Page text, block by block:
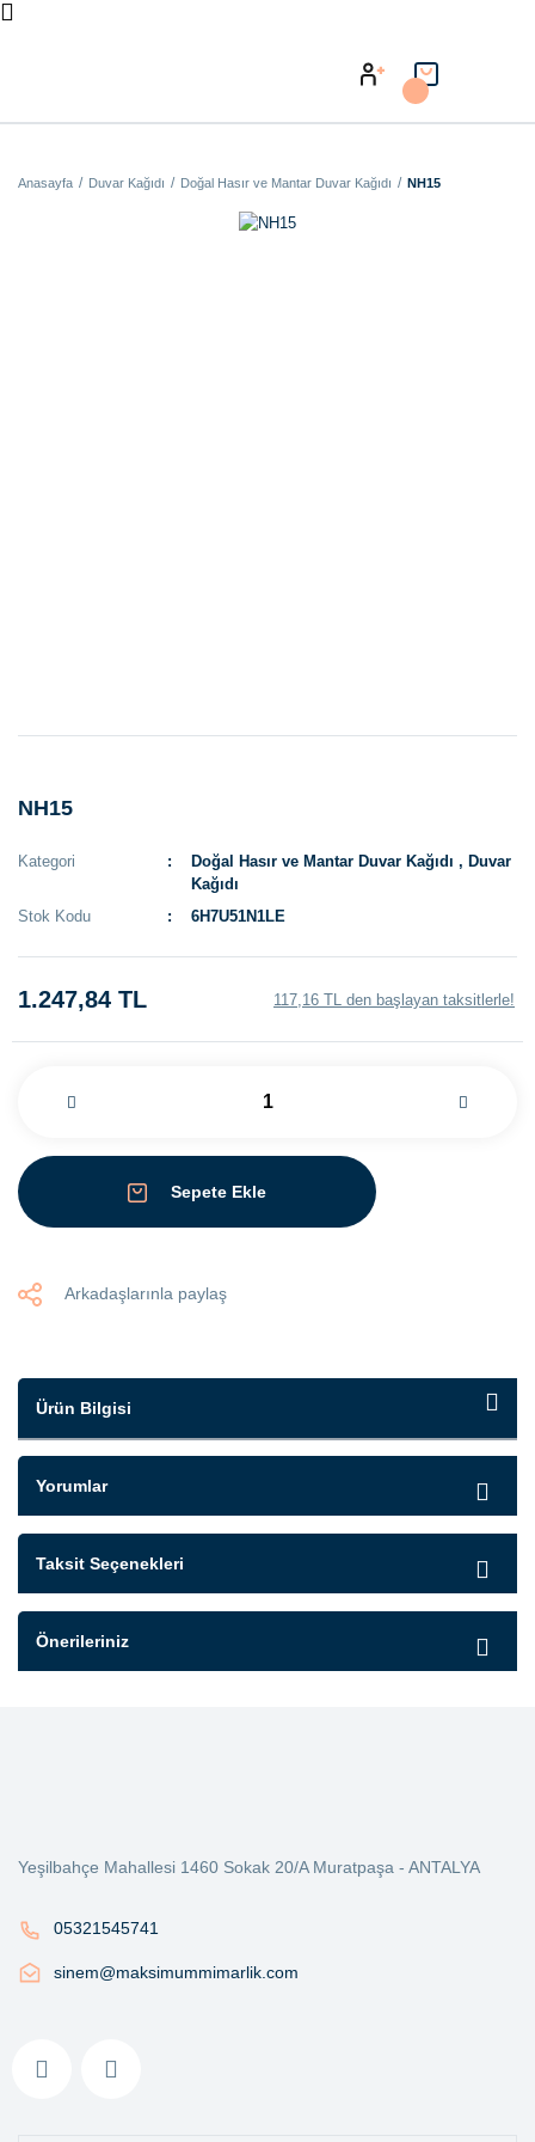
Anasayfa Duvar Kağıdı Doğal Hasır ve Mantar Duvar Kağıdı NH15
NH15
Kategori Doğal Hasır ve Mantar Duvar Kağıdı , Duvar
Kağıdı
Stok Kodu
6H7U51N1LE
1.247,84 TL 117,16 TL den başlayan taksitlerle!
Sepete Ekle
Arkadaşlarınla paylaş
Ürün Bilgisi
Yorumlar
Taksit Seçenekleri
Önerileriniz
Yeşilbahçe Mahallesi 1460 Sokak 20/A Muratpaşa - ANTALYA
05321545741
sinem@maksimummimarlik.com